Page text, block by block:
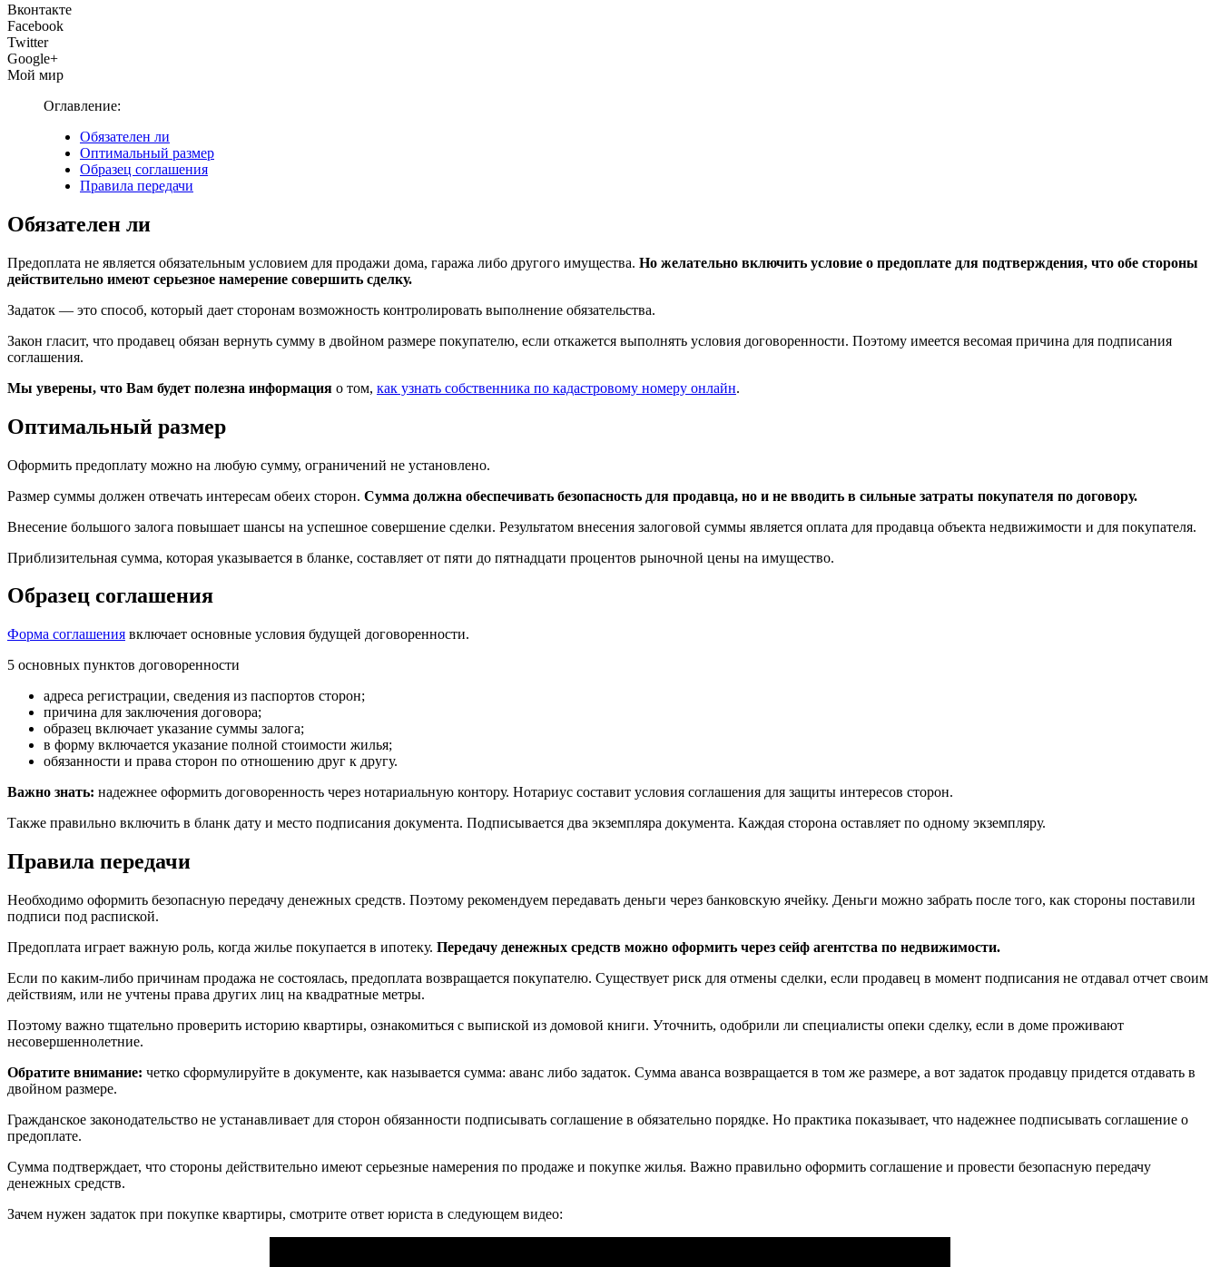
Вконтакте
Facebook
Twitter
Google+
Мой мир
Оглавление:
Обязателен ли
Оптимальный размер
Образец соглашения
Правила передачи
Обязателен ли
Предоплата не является обязательным условием для продажи дома, гаража либо другого имущества. Но желательно включить условие о предоплате для подтверждения, что обе стороны
действительно имеют серьезное намерение совершить сделку.
Задаток — это способ, который дает сторонам возможность контролировать выполнение обязательства.
Закон гласит, что продавец обязан вернуть сумму в двойном размере покупателю, если откажется выполнять условия договоренности. Поэтому имеется весомая причина для подписания
соглашения.
Мы уверены, что Вам будет полезна информация о том, как узнать собственника по кадастровому номеру онлайн.
Оптимальный размер
Оформить предоплату можно на любую сумму, ограничений не установлено.
Размер суммы должен отвечать интересам обеих сторон. Сумма должна обеспечивать безопасность для продавца, но и не вводить в сильные затраты покупателя по договору.
Внесение большого залога повышает шансы на успешное совершение сделки. Результатом внесения залоговой суммы является оплата для продавца объекта недвижимости и для покупателя.
Приблизительная сумма, которая указывается в бланке, составляет от пяти до пятнадцати процентов рыночной цены на имущество.
Образец соглашения
Форма соглашения включает основные условия будущей договоренности.
5 основных пунктов договоренности
адреса регистрации, сведения из паспортов сторон;
причина для заключения договора;
образец включает указание суммы залога;
в форму включается указание полной стоимости жилья;
обязанности и права сторон по отношению друг к другу.
Важно знать: надежнее оформить договоренность через нотариальную контору. Нотариус составит условия соглашения для защиты интересов сторон.
Также правильно включить в бланк дату и место подписания документа. Подписывается два экземпляра документа. Каждая сторона оставляет по одному экземпляру.
Правила передачи
Необходимо оформить безопасную передачу денежных средств. Поэтому рекомендуем передавать деньги через банковскую ячейку. Деньги можно забрать после того, как стороны поставили
подписи под распиской.
Предоплата играет важную роль, когда жилье покупается в ипотеку. Передачу денежных средств можно оформить через сейф агентства по недвижимости.
Если по каким-либо причинам продажа не состоялась, предоплата возвращается покупателю. Существует риск для отмены сделки, если продавец в момент подписания не отдавал отчет своим
действиям, или не учтены права других лиц на квадратные метры.
Поэтому важно тщательно проверить историю квартиры, ознакомиться с выпиской из домовой книги. Уточнить, одобрили ли специалисты опеки сделку, если в доме проживают
несовершеннолетние.
Обратите внимание: четко сформулируйте в документе, как называется сумма: аванс либо задаток. Сумма аванса возвращается в том же размере, а вот задаток продавцу придется отдавать в
двойном размере.
Гражданское законодательство не устанавливает для сторон обязанности подписывать соглашение в обязательно порядке. Но практика показывает, что надежнее подписывать соглашение о
предоплате.
Сумма подтверждает, что стороны действительно имеют серьезные намерения по продаже и покупке жилья. Важно правильно оформить соглашение и провести безопасную передачу
денежных средств.
Зачем нужен задаток при покупке квартиры, смотрите ответ юриста в следующем видео: